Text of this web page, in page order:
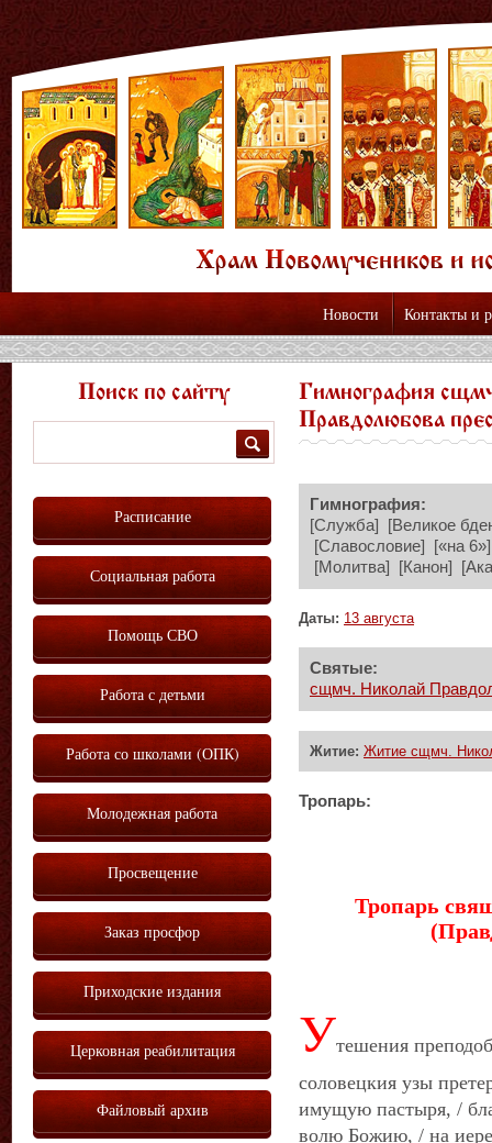
Новости Контакты и
Гимнография
Правдолюбова
Гимнография:
[Служба] [Великое
[Славословие] [«на
[Молитва] [Канон]
Даты: 13 августа
Святые:
сщмч. Николай
Житие: Житие сщмч.
Тропарь:
Тропарь
Утешения
соловецкия узы
имущую пастыря, /
волю Божию, / на
Поиск по сайту
Расписание
Социальная работа
Помощь СВО
Работа с детьми
Работа со школами (ОПК)
Молодежная работа
Просвещение
Заказ просфор
Приходские издания
Церковная реабилитация
Файловый архив